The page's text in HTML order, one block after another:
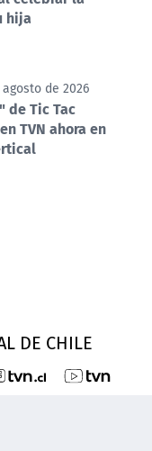
hija
de 2026
de Tic Tac
TVN ahora en
DE CHILE